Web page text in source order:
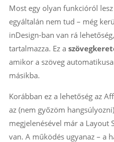
Most egy olyan funkcióról
egyáltalán nem tud – még
inDesign-ban van rá
tartalmazza. Ez a
amikor a szöveg
másikba.
Korábban ez a lehetőség az
az (nem győzöm
megjelenésével már a Layout
van. A működés ugyanaz – a